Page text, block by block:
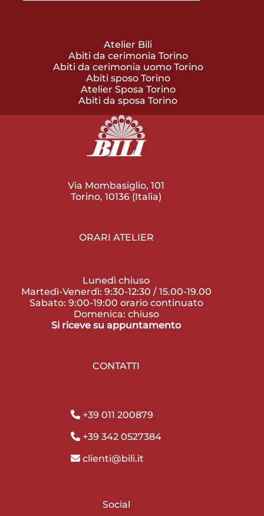
Atelier Bili
Abiti da cerimonia Torino
Abiti da cerimonia uomo Torino
Abiti sposo Torino
Atelier Sposa Torino
Abiti da sposa Torino
Via Mombasiglio, 101
Torino, 10136 (Italia)
ORARI ATELIER
Lunedì chiuso
Martedì-Venerdì: 9:30-12:30 / 15.00-19.00
Sabato: 9:00-19:00 orario continuato
Domenica: chiuso
Si riceve su appuntamento
CONTATTI
+39 011 200879
+39 342 0527384
clienti@bili.it
Social